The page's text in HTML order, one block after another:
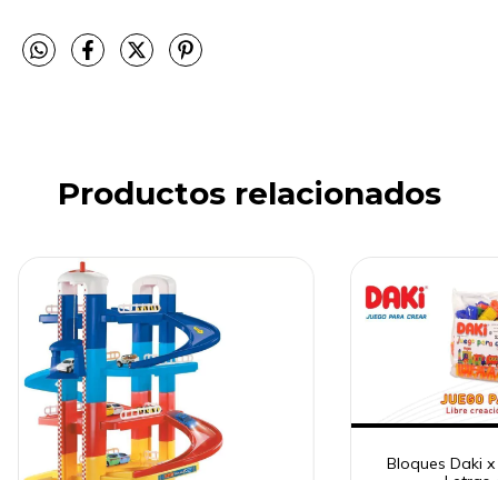
Productos relacionados
Bloques Daki